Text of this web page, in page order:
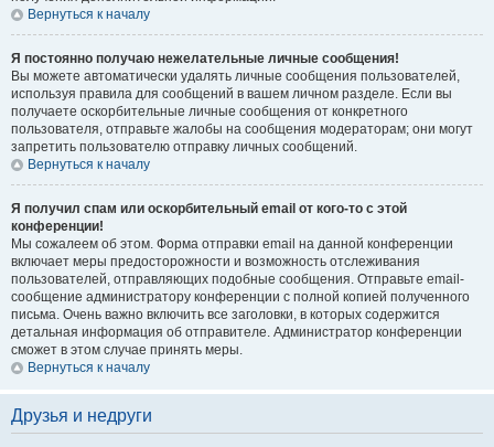
Вернуться к началу
Я постоянно получаю нежелательные личные сообщения!
Вы можете автоматически удалять личные сообщения пользователей,
используя правила для сообщений в вашем личном разделе. Если вы
получаете оскорбительные личные сообщения от конкретного
пользователя, отправьте жалобы на сообщения модераторам; они могут
запретить пользователю отправку личных сообщений.
Вернуться к началу
Я получил спам или оскорбительный email от кого-то с этой
конференции!
Мы сожалеем об этом. Форма отправки email на данной конференции
включает меры предосторожности и возможность отслеживания
пользователей, отправляющих подобные сообщения. Отправьте email-
сообщение администратору конференции с полной копией полученного
письма. Очень важно включить все заголовки, в которых содержится
детальная информация об отправителе. Администратор конференции
сможет в этом случае принять меры.
Вернуться к началу
Друзья и недруги